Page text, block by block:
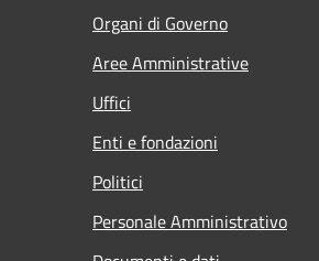
Organi di Governo
Aree Amministrative
Uffici
Enti e fondazioni
Politici
Personale Amministrativo